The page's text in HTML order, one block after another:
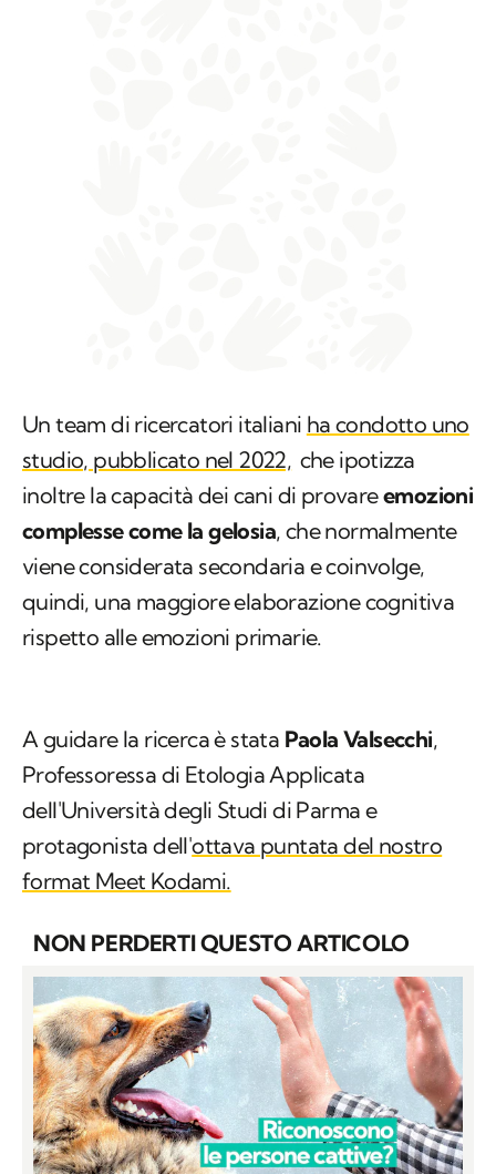
Un team di ricercatori italiani ha condotto uno
studio, pubblicato nel 2022, che ipotizza
inoltre la capacità dei cani di provareemozioni
complesse come la gelosia, che normalmente
viene considerata secondaria e coinvolge,
quindi, una maggiore elaborazione cognitiva
rispetto alle emozioni primarie.
A guidare la ricerca è stata Paola Valsecchi,
Professoressa di Etologia Applicata
dell'Università degli Studi di Parma e
protagonista dell'ottava puntata del nostro
format Meet Kodami.
NON PERDERTI QUESTO ARTICOLO